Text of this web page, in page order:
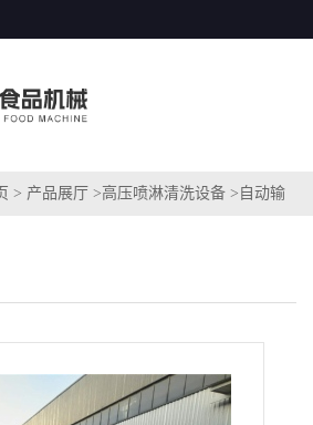
> 产品展厅 >高压喷淋清洗设备 > 自动输